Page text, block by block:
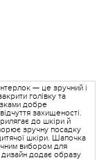
— це зручний і
голівку та
добре
захищеності.
до шкіри й
зручну посадку
шкіри. Шапочка
вибором для
додає образу